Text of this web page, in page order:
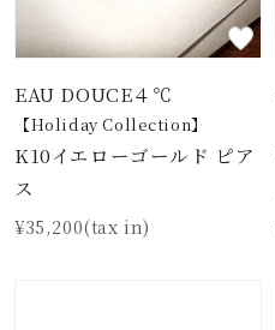
EAU DOUCE４℃
【Holiday Collection】
K10イエローゴールド ピア
ス
¥35,200(tax in)